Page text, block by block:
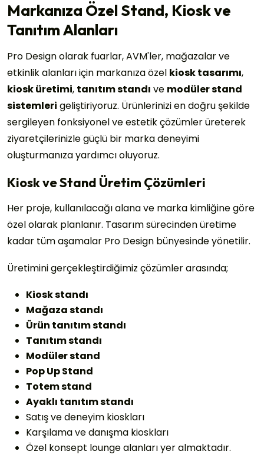
Markanıza Özel Stand, Kiosk ve
Tanıtım Alanları
Pro Design olarak fuarlar, AVM'ler, mağazalar ve
etkinlik alanları için markanıza özel kiosk tasarımı,
kiosk üretimi, tanıtım standı ve modüler stand
sistemleri geliştiriyoruz. Ürünlerinizi en doğru şekilde
sergileyen fonksiyonel ve estetik çözümler üreterek
ziyaretçilerinizle güçlü bir marka deneyimi
oluşturmanıza yardımcı oluyoruz.
Kiosk ve Stand Üretim Çözümleri
Her proje, kullanılacağı alana ve marka kimliğine göre
özel olarak planlanır. Tasarım sürecinden üretime
kadar tüm aşamalar Pro Design bünyesinde yönetilir.
Üretimini gerçekleştirdiğimiz çözümler arasında;
Kiosk standı
Mağaza standı
Ürün tanıtım standı
Tanıtım standı
Modüler stand
Pop Up Stand
Totem stand
Ayaklı tanıtım standı
Satış ve deneyim kioskları
Karşılama ve danışma kioskları
Özel konsept lounge alanları yer almaktadır.